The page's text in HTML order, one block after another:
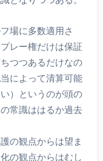
場に多数適用さ
レー権だけは保証
つつあるだけなの
によって清算可能
）というのが頭の
常識ははるか過去
の観点からは望ま
の観点からはむし